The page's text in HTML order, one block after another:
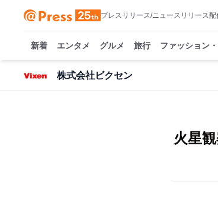
プレスリリース/ニュースリリース
新着 エンタメ グルメ 旅行 ファッション
株式会社ビクセン
火星